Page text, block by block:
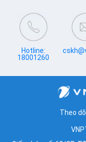
Hotline:
18001260
Theo